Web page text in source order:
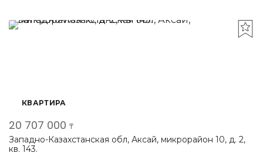
КВАРТИРА
20 707 000 ₸
Западно-Казахстанская обл, Аксай, микрорайон 10, д. 2,
кв. 143.